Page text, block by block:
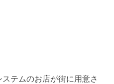
テムのお店が街に用意さ